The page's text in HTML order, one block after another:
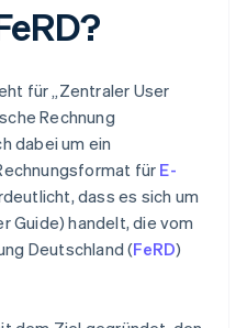
für „Zentraler User
Rechnung
dabei um ein
für E-
dass es sich um
Guide) handelt, die vom
Deutschland (FeRD)